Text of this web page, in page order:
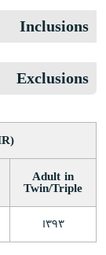
Inclusions
Exclusions
Adult in
Twin/Triple
١٣٩٣